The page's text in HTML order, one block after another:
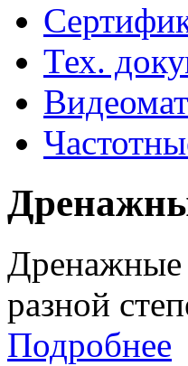
Тех.
Дренажные
разной
Подробнее